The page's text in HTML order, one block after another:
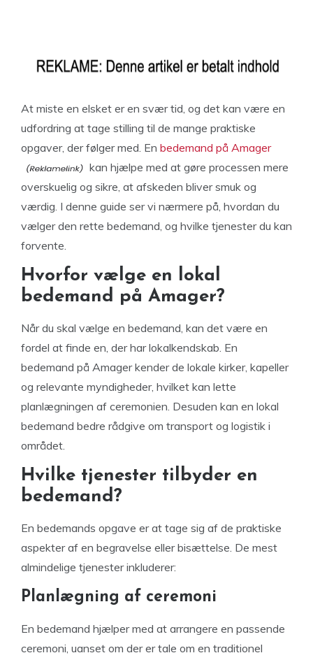
At miste en elsket er en svær tid, og det kan være en
udfordring at tage stilling til de mange praktiske
opgaver, der følger med. En bedemand på Amager
kan hjælpe med at gøre processen mere
overskuelig og sikre, at afskeden bliver smuk og
værdig. I denne guide ser vi nærmere på, hvordan du
vælger den rette bedemand, og hvilke tjenester du kan
forvente.
Hvorfor vælge en lokal
bedemand på Amager?
Når du skal vælge en bedemand, kan det være en
fordel at finde en, der har lokalkendskab. En
bedemand på Amager kender de lokale kirker, kapeller
og relevante myndigheder, hvilket kan lette
planlægningen af ceremonien. Desuden kan en lokal
bedemand bedre rådgive om transport og logistik i
området.
Hvilke tjenester tilbyder en
bedemand?
En bedemands opgave er at tage sig af de praktiske
aspekter af en begravelse eller bisættelse. De mest
almindelige tjenester inkluderer:
Planlægning af ceremoni
En bedemand hjælper med at arrangere en passende
ceremoni, uanset om der er tale om en traditionel